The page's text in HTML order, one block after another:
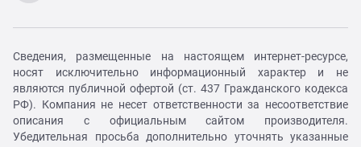
Сведения, размещенные на настоящем интернет-ресурсе,
носят исключительно информационный характер и не
являются публичной офертой (ст. 437 Гражданского кодекса
РФ). Компания не несет ответственности за несоответствие
описания с официальным сайтом производителя.
Убедительная просьба дополнительно уточнять указанные